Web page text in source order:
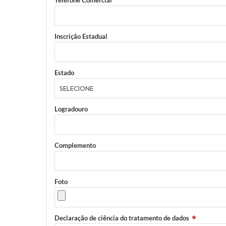
Inscrição Estadual
Estado
Logradouro
Complemento
Foto
Declaração de ciência do tratamento de dados